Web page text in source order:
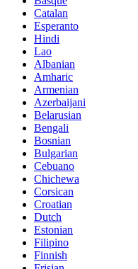
Catalan
Esperanto
Hindi
Lao
Albanian
Amharic
Armenian
Azerbaijani
Belarusian
Bengali
Bosnian
Bulgarian
Cebuano
Chichewa
Corsican
Croatian
Dutch
Estonian
Filipino
Finnish